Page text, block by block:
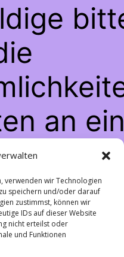
verwenden wir Technologien
speichern und/oder darauf
zustimmst, können wir
IDs auf dieser Website
nicht erteilst oder
und Funktionen
an